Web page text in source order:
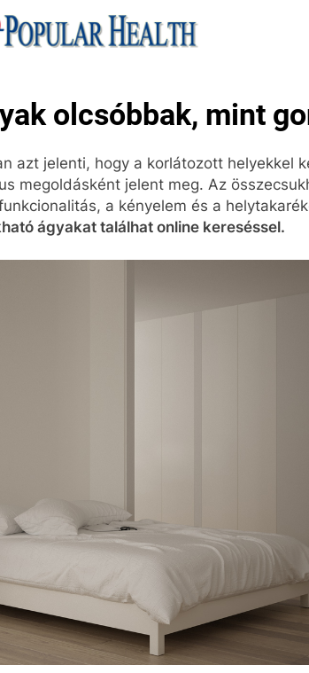
olcsóbbak, mint
azt jelenti, hogy a korlátozott helyekkel
megoldásként jelent meg. Az
a kényelem és a
ágyakat találhat online kereséssel.